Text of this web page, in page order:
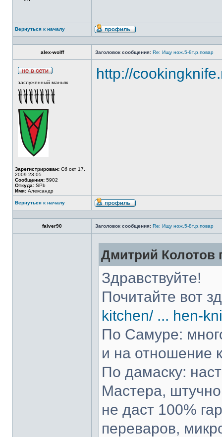
Вернуться к началу
alex-wolff Заголовок сообщения: Re: Ищу нож.5-8т.р.повар
заслуженный маньяк
Зарегистрирован: Сб окт 17,
2009 23:05
Сообщения: 5902
Откуда: SPb
Имя: Александр
http://
Вернуться к началу
faiver90 Заголовок сообщения: Re: Ищу нож.5-8т.р.повар
Дмитрий Колотов
Здравствуйте!
Почитайте вот
kitchen/ ... hen-
По Самуре:
и на отношение
По дамаску:
Мастера,
не даст 100%
переваров,